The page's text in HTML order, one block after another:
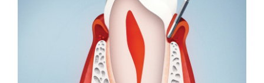
Encía inflamada: un
factor de riesgo de
complicación de Covid.